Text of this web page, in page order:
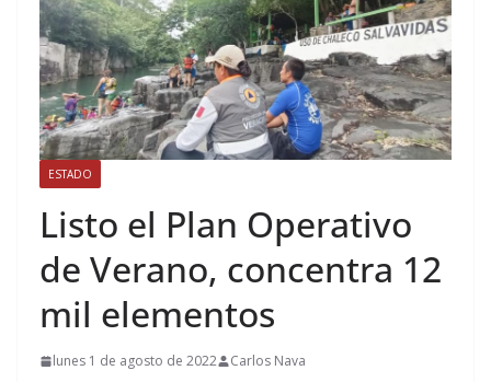
ESTADO
Listo el Plan Operativo
de Verano, concentra 12
mil elementos
lunes 1 de agosto de 2022 Carlos Nava